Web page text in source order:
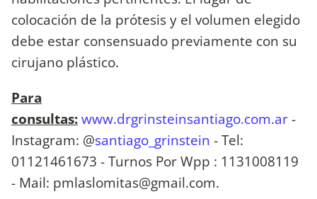
colocación de la prótesis y el volumen elegido
debe estar consensuado previamente con su
cirujano plástico.
Para
consultas:www.drgrinsteinsantiago.com.ar-
Instagram: @santiago_grinstein - Tel:
01121461673 - Turnos Por Wpp : 1131008119
- Mail: pmlaslomitas@gmail.com.